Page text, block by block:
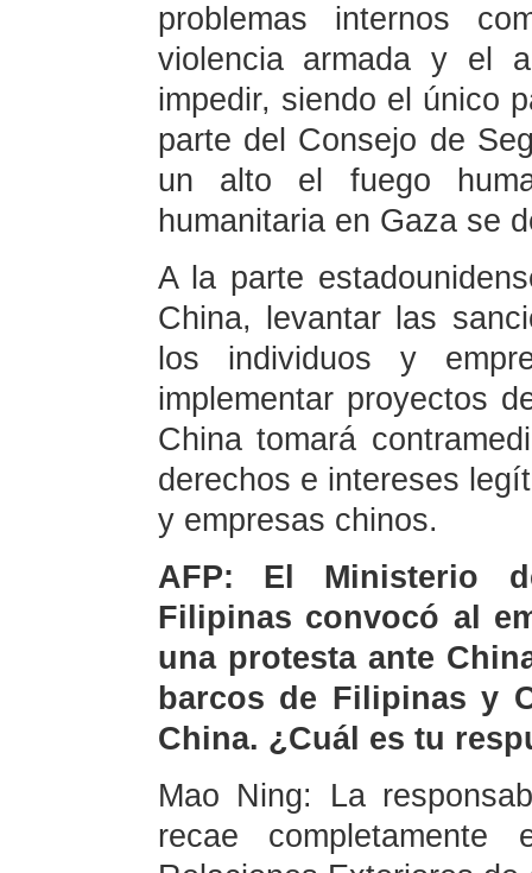
problemas internos
violencia armada y el
impedir, siendo el único
parte del Consejo de
un alto el fuego
humanitaria en Gaza se
A la parte
China, levantar las
los individuos y
implementar proyectos
China tomará
derechos e intereses
y empresas chinos.
AFP: El Ministerio
Filipinas convocó al
una protesta ante
barcos de Filipinas y
China. ¿Cuál es tu
Mao Ning: La
recae